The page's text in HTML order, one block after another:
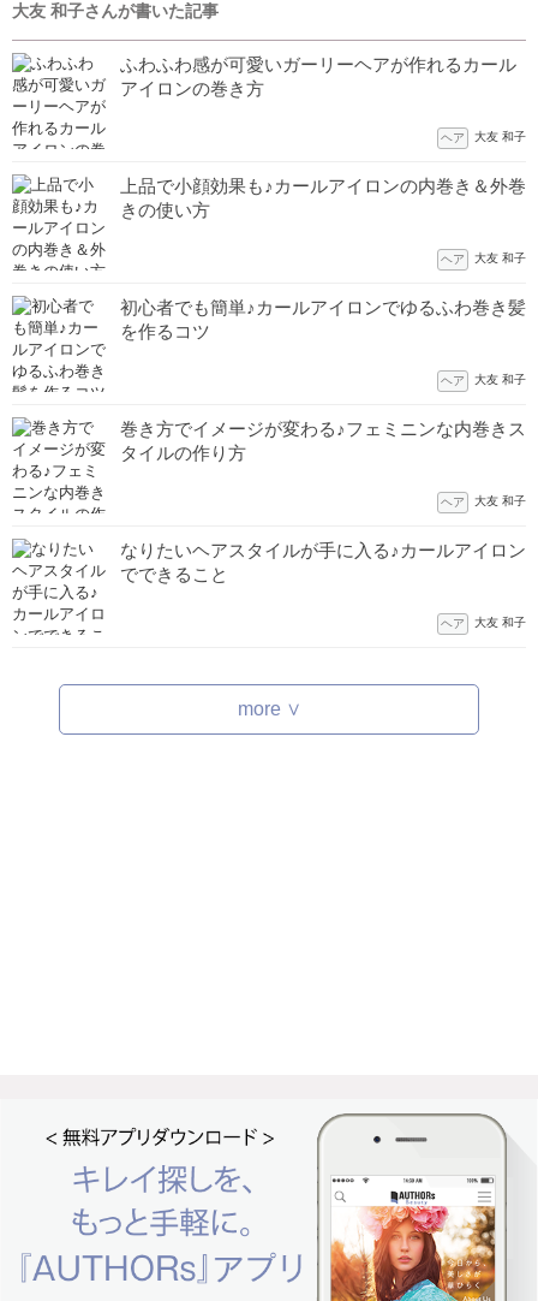
大友 和子さんが書いた記事
ふわふわ感が可愛いガーリーヘアが作れるカール
アイロンの巻き方
ヘア 大友 和子
上品で小顔効果も♪カールアイロンの内巻き＆外巻
きの使い方
ヘア 大友 和子
初心者でも簡単♪カールアイロンでゆるふわ巻き髪
を作るコツ
ヘア 大友 和子
巻き方でイメージが変わる♪フェミニンな内巻きス
タイルの作り方
ヘア 大友 和子
なりたいヘアスタイルが手に入る♪カールアイロン
でできること
ヘア 大友 和子
more ∨